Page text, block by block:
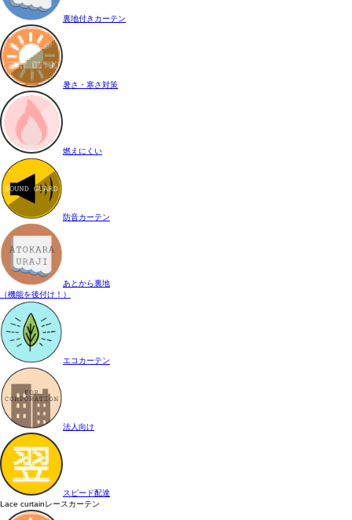
裏地付きカーテン
暑さ・寒さ対策
燃えにくい
防音カーテン
あとから裏地
（機能を後付け！）
エコカーテン
法人向け
スピード配達
Lace curtainレースカーテン